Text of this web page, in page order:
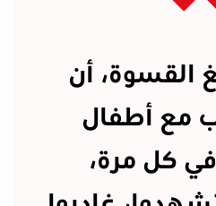
القسوة، أن
مع أطفال
كل مرة،